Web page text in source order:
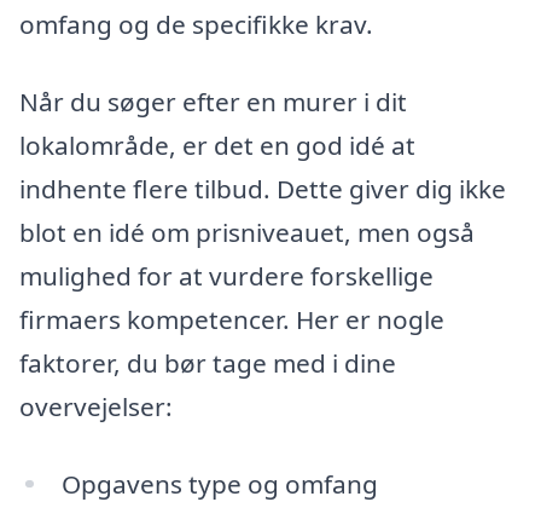
omfang og de specifikke krav.
Når du søger efter en murer i dit
lokalområde, er det en god idé at
indhente flere tilbud. Dette giver dig ikke
blot en idé om prisniveauet, men også
mulighed for at vurdere forskellige
firmaers kompetencer. Her er nogle
faktorer, du bør tage med i dine
overvejelser:
Opgavens type og omfang